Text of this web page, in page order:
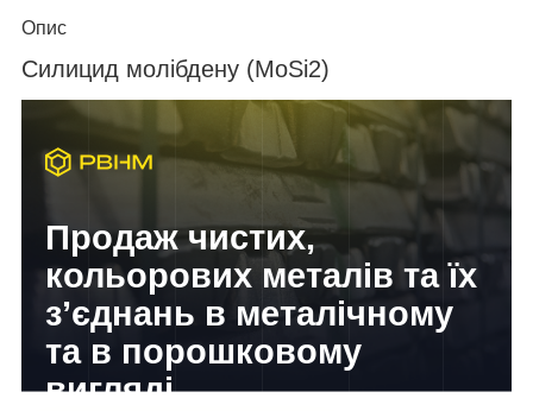
Опис
Силицид молібдену (MoSi2)
Продаж чистих,
кольорових металів та їх
з’єднань в металічному
та в порошковому
вигляді